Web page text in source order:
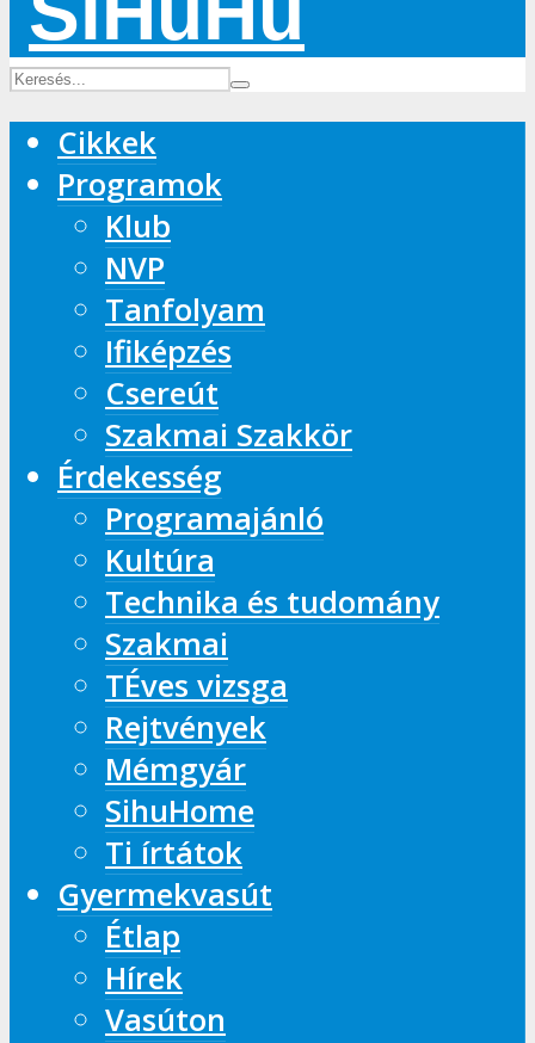
Cikkek
Programok
Klub
NVP
Tanfolyam
Ifiképzés
Csereút
Szakmai Szakkör
Érdekesség
Programajánló
Kultúra
Technika és tudomány
Szakmai
TÉves vizsga
Rejtvények
Mémgyár
SihuHome
Ti írtátok
Gyermekvasút
Étlap
Hírek
Vasúton